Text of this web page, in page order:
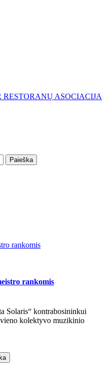
ASOCIACIJA
rankomis
rankomis
Solaris“ kontrabosininkui
kolektyvo muzikinio